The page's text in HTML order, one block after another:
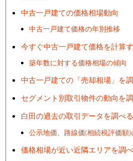
中古一戸建ての価格相場動向
中古一戸建て価格の年別推移
今すぐ中古一戸建て価格を計算
築年数に対する価格相場の傾向
中古一戸建ての「売却相場」を
セグメント別取引物件の動向を
白田の過去の取引データを調べる
公示地価、路線価(相続税評価額)
価格相場が近い近隣エリアを調